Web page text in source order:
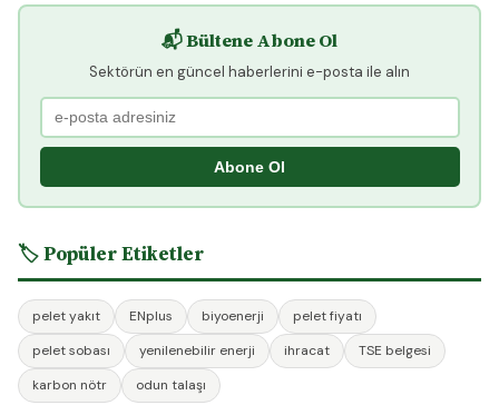
📬 Bültene Abone Ol
Sektörün en güncel haberlerini e-posta ile alın
Abone Ol
🏷️ Popüler Etiketler
pelet yakıt ENplus biyoenerji
pelet fiyatı
pelet sobası
yenilenebilir enerji ihracat
TSE belgesi
karbon nötr
odun talaşı